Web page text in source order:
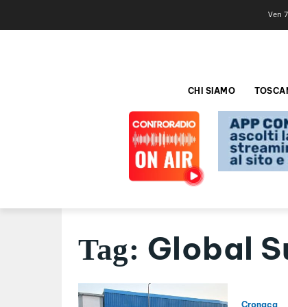
Ven
CHI SIAMO
Tag: Global
Cronaca